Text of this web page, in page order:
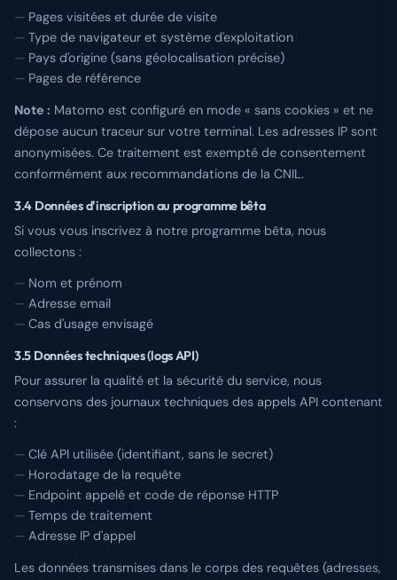
Pages visitées et durée de visite
Type de navigateur et système d'exploitation
Pays d'origine (sans géolocalisation précise)
Pages de référence
Note : Matomo est configuré en mode « sans cookies » et ne
dépose aucun traceur sur votre terminal. Les adresses IP sont
anonymisées. Ce traitement est exempté de consentement
conformément aux recommandations de la CNIL.
3.4 Données d'inscription au programme bêta
Si vous vous inscrivez à notre programme bêta, nous
collectons :
Nom et prénom
Adresse email
Cas d'usage envisagé
3.5 Données techniques (logs API)
Pour assurer la qualité et la sécurité du service, nous
conservons des journaux techniques des appels API contenant
:
Clé API utilisée (identifiant, sans le secret)
Horodatage de la requête
Endpoint appelé et code de réponse HTTP
Temps de traitement
Adresse IP d'appel
Les données transmises dans le corps des requêtes (adresses,